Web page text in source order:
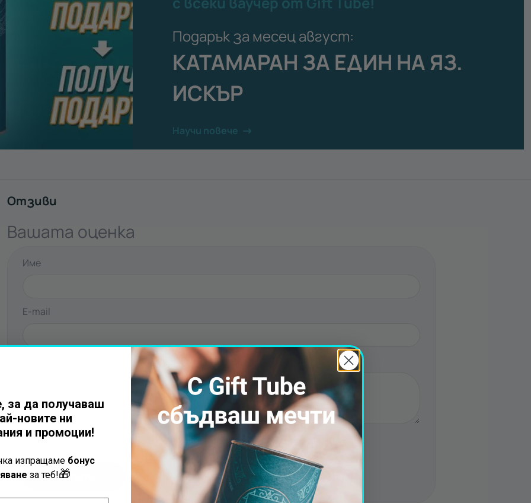
Подарък за месец август:
КАТАМАРАН ЗА ЕДИН НА ЯЗ.
ИСКЪР
Научи повече
Отзиви
Вашата оценка
Име
E-mail
☆
☆
☆
☆ Оценка
Изпрати
за да получаваш
новите ни
и промоции!
изпращаме бонус
за теб!🎁